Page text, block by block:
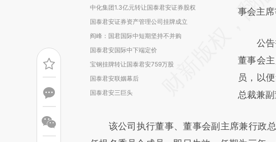
中化集团1.3亿元转让国泰君安证券股权
国泰君安证券资产管理公司挂牌成立
阎峰：国君国际中短期坚持不并购
国泰君安国际中下端定价
宝钢挂牌转让国泰君安759万股
国泰君安联姻幕后
国泰君安三巨头
(https://
新观点
对和校
事会主席
公告指
董事会
员，以
总裁兼
该公司执行董事、董事会副主席兼行政总